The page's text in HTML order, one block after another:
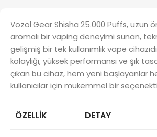
Vozol Gear Shisha 25.000 Puffs, uzun
aromalı bir vaping deneyimi sunan,
gelişmiş bir tek kullanımlık vape
kolaylığı, yüksek performansı ve şık
çıkan bu cihaz, hem yeni başlayanlar
kullanıcılar için mükemmel bir
ÖZELLIK DETAY